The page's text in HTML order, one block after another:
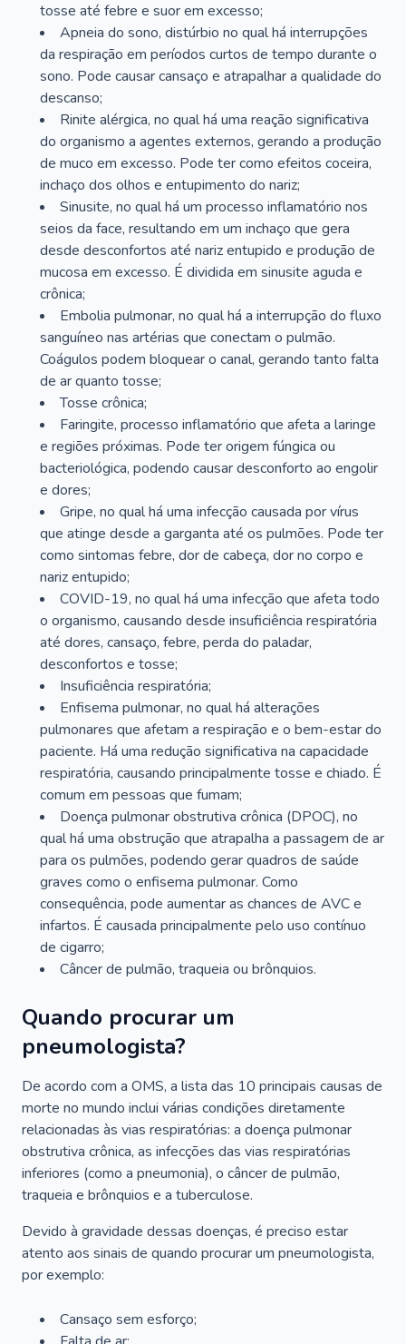
tosse até febre e suor em excesso;
Apneia do sono, distúrbio no qual há interrupções
da respiração em períodos curtos de tempo durante o
sono. Pode causar cansaço e atrapalhar a qualidade do
descanso;
Rinite alérgica, no qual há uma reação significativa
do organismo a agentes externos, gerando a produção
de muco em excesso. Pode ter como efeitos coceira,
inchaço dos olhos e entupimento do nariz;
Sinusite, no qual há um processo inflamatório nos
seios da face, resultando em um inchaço que gera
desde desconfortos até nariz entupido e produção de
mucosa em excesso. É dividida em sinusite aguda e
crônica;
Embolia pulmonar, no qual há a interrupção do fluxo
sanguíneo nas artérias que conectam o pulmão.
Coágulos podem bloquear o canal, gerando tanto falta
de ar quanto tosse;
Tosse crônica;
Faringite, processo inflamatório que afeta a laringe
e regiões próximas. Pode ter origem fúngica ou
bacteriológica, podendo causar desconforto ao engolir
e dores;
Gripe, no qual há uma infecção causada por vírus
que atinge desde a garganta até os pulmões. Pode ter
como sintomas febre, dor de cabeça, dor no corpo e
nariz entupido;
COVID-19, no qual há uma infecção que afeta todo
o organismo, causando desde insuficiência respiratória
até dores, cansaço, febre, perda do paladar,
desconfortos e tosse;
Insuficiência respiratória;
Enfisema pulmonar, no qual há alterações
pulmonares que afetam a respiração e o bem-estar do
paciente. Há uma redução significativa na capacidade
respiratória, causando principalmente tosse e chiado. É
comum em pessoas que fumam;
Doença pulmonar obstrutiva crônica (DPOC), no
qual há uma obstrução que atrapalha a passagem de ar
para os pulmões, podendo gerar quadros de saúde
graves como o enfisema pulmonar. Como
consequência, pode aumentar as chances de AVC e
infartos. É causada principalmente pelo uso contínuo
de cigarro;
Câncer de pulmão, traqueia ou brônquios.
Quando procurar um
pneumologista?
De acordo com a OMS, a lista das 10 principais causas de
morte no mundo inclui várias condições diretamente
relacionadas às vias respiratórias: a doença pulmonar
obstrutiva crônica, as infecções das vias respiratórias
inferiores (como a pneumonia), o câncer de pulmão,
traqueia e brônquios e a tuberculose.
Devido à gravidade dessas doenças, é preciso estar
atento aos sinais de quando procurar um pneumologista,
por exemplo:
Cansaço sem esforço;